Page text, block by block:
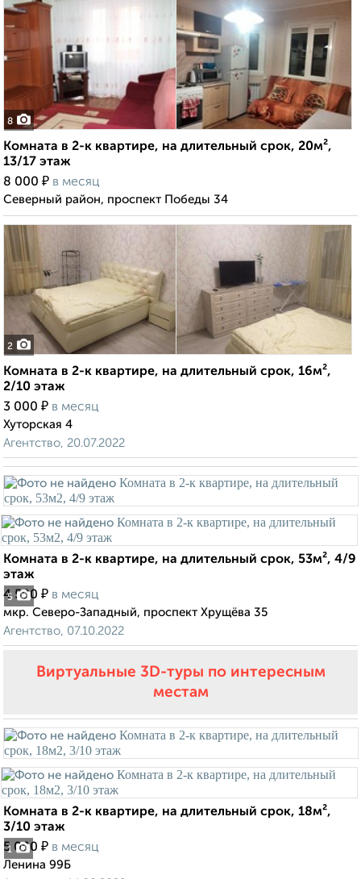
8
Комната в 2-к квартире, на длительный срок, 20м²,
13/17 этаж
8 000 ₽ в месяц
Северный район, проспект Победы 34
2
Комната в 2-к квартире, на длительный срок, 16м²,
2/10 этаж
3 000 ₽ в месяц
Хуторская 4
Агентство, 20.07.2022
5
Комната в 2-к квартире, на длительный срок, 53м², 4/9
этаж
4 500 ₽ в месяц
мкр. Северо-Западный, проспект Хрущёва 35
Агентство, 07.10.2022
Виртуальные 3D-туры по интересным
местам
1
Комната в 2-к квартире, на длительный срок, 18м²,
3/10 этаж
5 000 ₽ в месяц
Ленина 99Б